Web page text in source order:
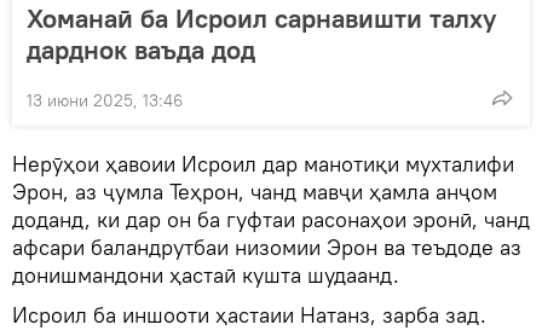
Хоманаӣ ба Исроил сарнавишти талху
дарднок ваъда дод
13 июни 2025, 13:46
Нерӯҳои ҳавоии Исроил дар манотиқи мухталифи
Эрон, аз ҷумла Теҳрон, чанд мавҷи ҳамла анҷом
доданд, ки дар он ба гуфтаи расонаҳои эронӣ, чанд
афсари баландрутбаи низомии Эрон ва теъдоде аз
донишмандони ҳастаӣ кушта шудаанд.
Исроил ба иншооти ҳастаии Натанз, зарба зад.